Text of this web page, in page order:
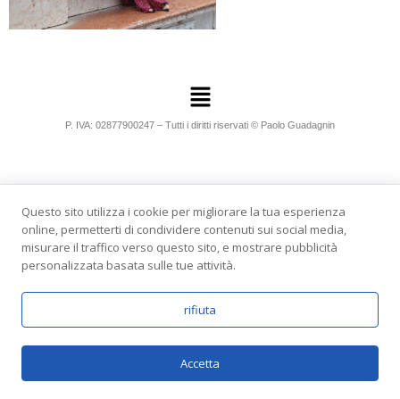
P. IVA: 02877900247 – Tutti i diritti riservati © Paolo Guadagnin
Questo sito utilizza i cookie per migliorare la tua esperienza
online, permetterti di condividere contenuti sui social media,
misurare il traffico verso questo sito, e mostrare pubblicità
personalizzata basata sulle tue attività.
rifiuta
Accetta